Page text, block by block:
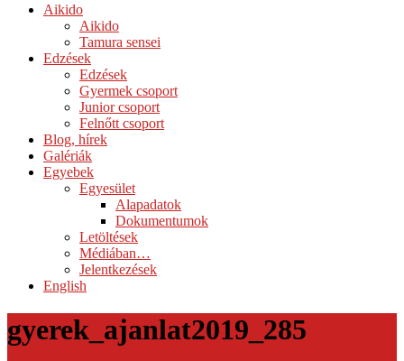
contentAikido
Aikido
Tamura sensei
Edzések
Edzések
Gyermek csoport
Junior csoport
Felnőtt csoport
Blog, hírek
Galériák
Egyebek
Egyesület
Alapadatok
Dokumentumok
Letöltések
Médiában…
Jelentkezések
English
gyerek_ajanlat2019_285